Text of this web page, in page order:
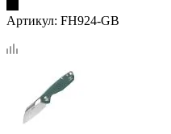
Артикул: FH924-GB